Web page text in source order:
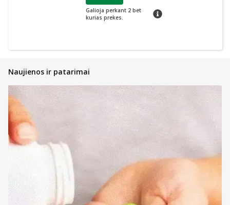
Galioja perkant 2 bet
kurias prekes.
patarimas
Naujienos ir patarimai